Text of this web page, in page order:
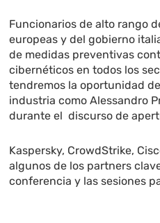
Funcionarios de alto rango
europeas y del gobierno
de medidas preventivas
cibernéticos en todos los
tendremos la oportunidad
industria como Alessandro
durante el discurso de
Kaspersky, CrowdStrike,
algunos de los partners
conferencia y las sesiones